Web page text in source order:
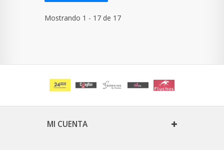
Mostrando 1 - 17 de 17
MI CUENTA